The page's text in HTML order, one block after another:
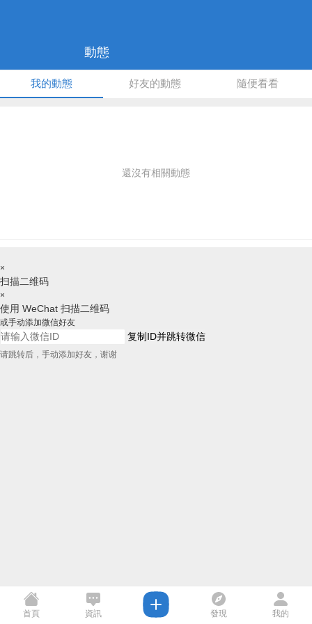
動態
我的動態 好友的動態 隨便看看
還沒有相關動態
×
扫描二维码
×
使用 WeChat 扫描二维码
或手动添加微信好友
复制ID并跳转微信
请跳转后，手动添加好友，谢谢
首頁 資訊 發現 我的